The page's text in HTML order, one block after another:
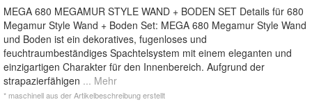
MEGA 680 MEGAMUR STYLE WAND + BODEN SET Details für 680
Megamur Style Wand + Boden Set: MEGA 680 Megamur Style Wand
und Boden ist ein dekoratives, fugenloses und
feuchtraumbeständiges Spachtelsystem mit einem eleganten und
einzigartigen Charakter für den Innenbereich. Aufgrund der
strapazierfähigen ... Mehr
* maschinell aus der Artikelbeschreibung erstellt